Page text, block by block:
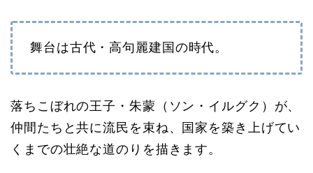
舞台は古代・高句麗建国の時代。
落ちこぼれの王子・朱蒙（ソン・イルグク）が、
仲間たちと共に流民を束ね、国家を築き上げてい
くまでの壮絶な道のりを描きます。